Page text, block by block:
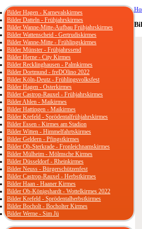
Bilder Hagen - Karnevalskirmes
Bilder Datteln - Frühjahrskirmes
Bilder Wanne-Mitte-Aufbau Frühjahrskirmes
Bilder Wattenscheid - Gertrudiskirmes
Bilder Wanne-Mitte - Frühlingskirmes
Bilder Münster - Frühjahrssend
Bilder Herne - City Kirmes
Bilder Recklinghausen - Palmkirmes
Bilder Dortmund - freDOlino 2022
Bilder Köln-Deutz - Frühlingsvolksfest
Bilder Hagen - Osterkirmes
Bilder Castrop-Rauxel - Frühjahrskirmes
Bilder Ahlen - Maikirmes
Bilder Hattingen - Maikirmes
Bilder Krefeld - Sprödentalfrühjahrskirmes
Bilder Essen - Kirmes am Stadion
Bilder Witten - Himmelfahrtskirmes
Bilder Geldern - Pfingstkirmes
Bilder Ob-Sterkrade - Fronleichnamskirmes
Bilder Mülheim - Mölmsche Kirmes
Bilder Düsseldorf - Rheinkirmes
Bilder Neuss - Bürgerschützenfest
Bilder Castrop-Rauxel - Herbstkirmes
Bilder Haan - Haaner Kirmes
Bilder Ob-Königshardt - Wottelkirmes 2022
Bilder Krefeld - Sprödentalherbstkirmes
Bilder Bocholt - Bocholter Kirmes
Bilder Werne - Sim Jü